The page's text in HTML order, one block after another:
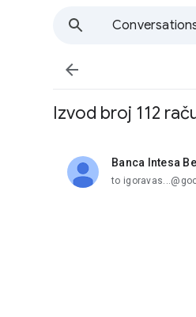

Izvod broj 112
Banca Intesa
unread,
to